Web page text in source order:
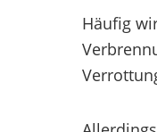
Häufig